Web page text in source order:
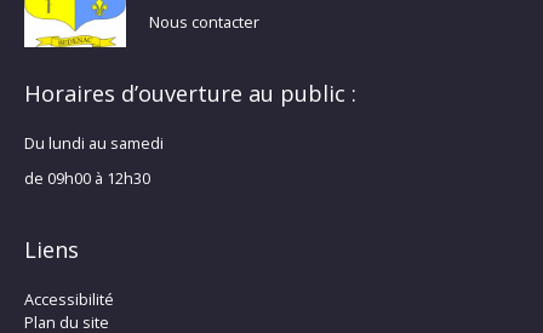
Nous contacter
Horaires d’ouverture au public :
Du lundi au samedi
de 09h00 à 12h30
Liens
Accessibilité
Plan du site